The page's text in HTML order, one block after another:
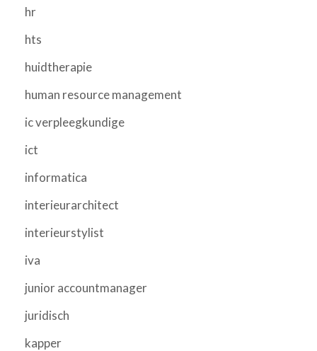
hr
hts
huidtherapie
human resource management
ic verpleegkundige
ict
informatica
interieurarchitect
interieurstylist
iva
junior accountmanager
juridisch
kapper